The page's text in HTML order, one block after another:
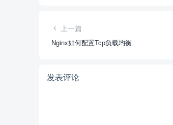
上一篇
Nginx如何配置Tcp负载均衡
发表评论